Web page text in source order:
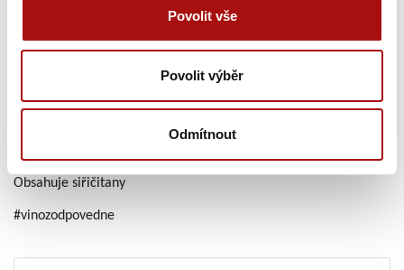
Povolit vše
Povolit výběr
Odmítnout
24,2
Číslo šarže:52417
Doporučená lahvová zralost:
2026–2032
Víno z České republiky
Obsahuje siřičitany
#vinozodpovedne